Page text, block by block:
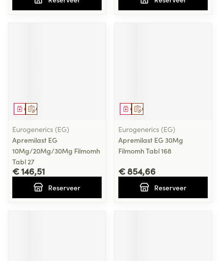
Op voorschrift
Geneesmiddel
Eurogenerics (EG)
Apremilast EG
10Mg/20Mg/30Mg Filmomh
Tabl 27
€ 146,51
Reserveer
Op voorschrift
Geneesmiddel
Eurogenerics (EG)
Apremilast EG 30Mg
Filmomh Tabl 168
€ 854,66
Reserveer